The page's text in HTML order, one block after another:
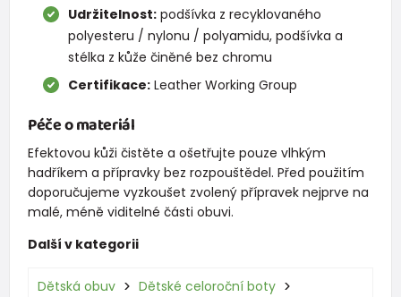
Udržitelnost: podšívka z recyklovaného
polyesteru / nylonu / polyamidu, podšívka a
stélka z kůže činěné bez chromu
Certifikace: Leather Working Group
Péče o materiál
Efektovou kůži čistěte a ošetřujte pouze vlhkým
hadříkem a přípravky bez rozpouštědel. Před použitím
doporučujeme vyzkoušet zvolený přípravek nejprve na
malé, méně viditelné části obuvi.
Další v kategorii
Dětská obuv
Dětské celoroční boty